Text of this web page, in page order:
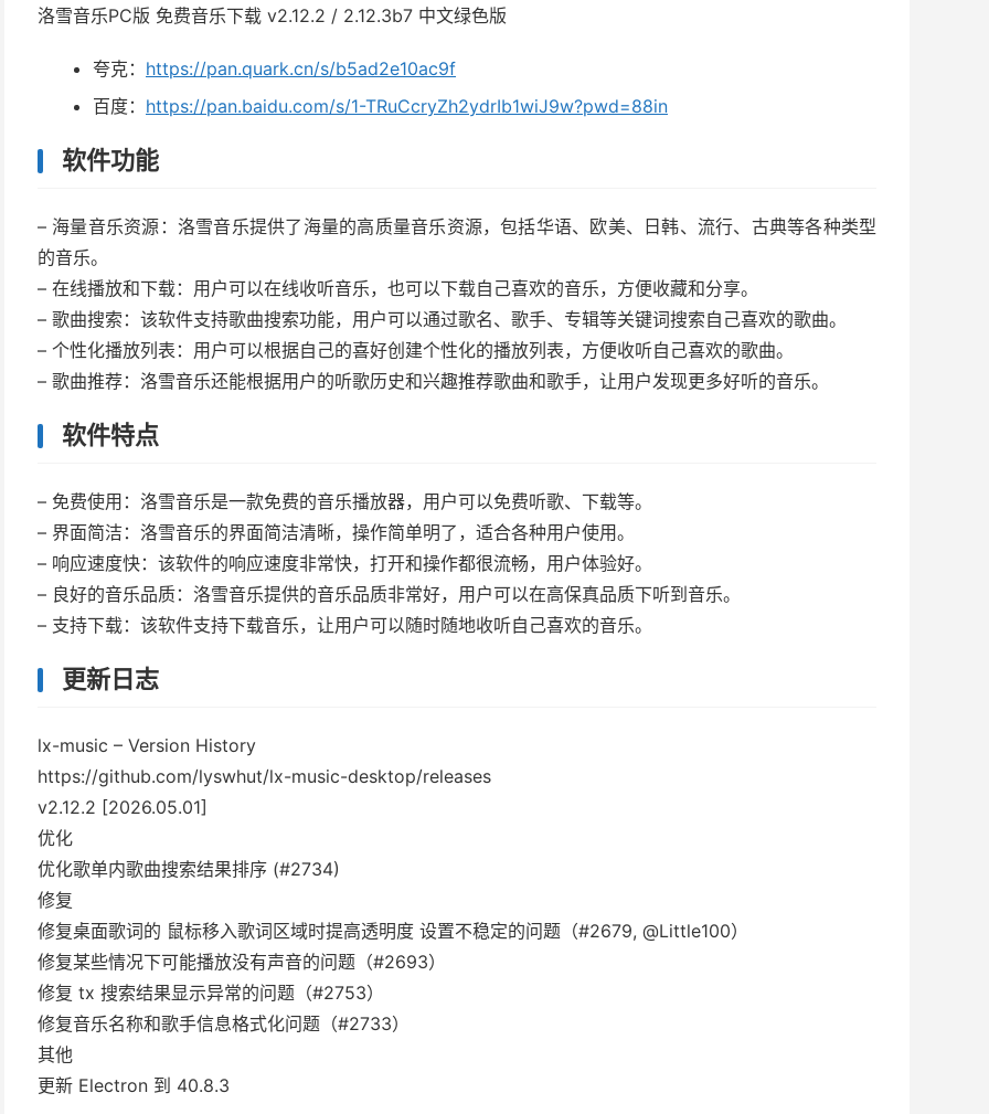
洛雪音乐PC版 免费音乐下载 v2.12.2 / 2.12.3b7 中文绿色版
夸克： https://pan.quark.cn/s/b5ad2e10ac9f
百度： https://pan.baidu.com/s/1-TRuCcryZh2ydrIb1wiJ9w?pwd=88in
软件功能
– 海量音乐资源：洛雪音乐提供了海量的高质量音乐资源，包括华语、欧美、日韩、流行、古典等各种类型
的音乐。
– 在线播放和下载：用户可以在线收听音乐，也可以下载自己喜欢的音乐，方便收藏和分享。
– 歌曲搜索：该软件支持歌曲搜索功能，用户可以通过歌名、歌手、专辑等关键词搜索自己喜欢的歌曲。
– 个性化播放列表：用户可以根据自己的喜好创建个性化的播放列表，方便收听自己喜欢的歌曲。
– 歌曲推荐：洛雪音乐还能根据用户的听歌历史和兴趣推荐歌曲和歌手，让用户发现更多好听的音乐。
软件特点
– 免费使用：洛雪音乐是一款免费的音乐播放器，用户可以免费听歌、下载等。
– 界面简洁：洛雪音乐的界面简洁清晰，操作简单明了，适合各种用户使用。
– 响应速度快：该软件的响应速度非常快，打开和操作都很流畅，用户体验好。
– 良好的音乐品质：洛雪音乐提供的音乐品质非常好，用户可以在高保真品质下听到音乐。
– 支持下载：该软件支持下载音乐，让用户可以随时随地收听自己喜欢的音乐。
更新日志
lx-music – Version History
https://github.com/lyswhut/lx-music-desktop/releases
v2.12.2 [2026.05.01]
优化
优化歌单内歌曲搜索结果排序 (#2734)
修复
修复桌面歌词的 鼠标移入歌词区域时提高透明度 设置不稳定的问题（#2679, @Little100）
修复某些情况下可能播放没有声音的问题（#2693）
修复 tx 搜索结果显示异常的问题（#2753）
修复音乐名称和歌手信息格式化问题（#2733）
其他
更新 Electron 到 40.8.3